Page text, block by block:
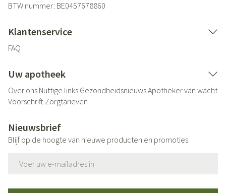
BTW nummer: BE0457678860
Klantenservice
FAQ
Uw apotheek
Over ons Nuttige links GezondheidsnieuwsApotheker van wacht
Voorschrift Zorgtarieven
Nieuwsbrief
Blijf op de hoogte van nieuwe producten en promoties